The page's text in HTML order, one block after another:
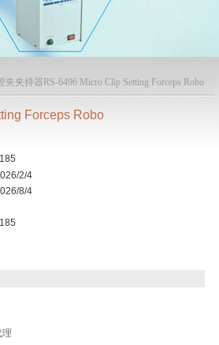
夹夹持器RS-6496 Micro Clip Setting Forceps Robo
Forceps Robo
2/4
8/4